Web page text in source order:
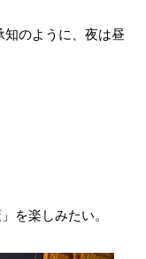
のように、夜は昼
を楽しみたい。